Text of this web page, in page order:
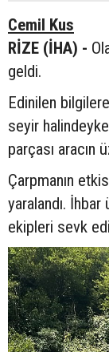
Cemil Kus
RİZE (İHA) -
geldi.
Edinilen
seyir
parçası aracın
Çarpmanın
yaralandı.
ekipleri sevk